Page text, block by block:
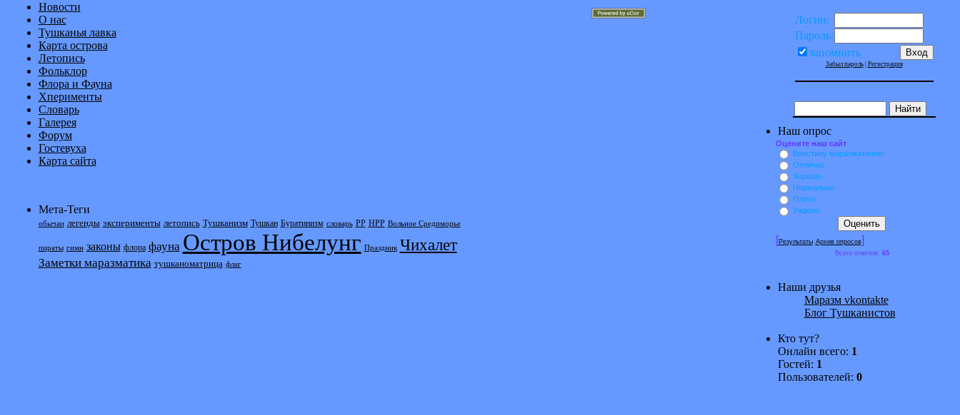
Новости
О нас
Тушканья лавка
Карта острова
Летопись
Фольклор
Флора и Фауна
Хперименты
Словарь
Галерея
Форум
Гостевуха
Карта сайта
Мета-Теги
обычаи легенды эксперименты летопись Тушканизм Тушкан Буратинизм словарь РР НРР Вольное Средиморье
пираты гимн законы флора фауна Остров Нибелунг Праздник Чихалет
Заметки маразматика тушканоматрица флаг
Логин:
Пароль:
запомнить
Забыл пароль| Регистрация
Наш опрос
Оцените наш сайт
Воистину маразматично!
Отлично
Хорошо
Нормально
Плохо
Ужасно
[Результаты Архив опросов]
Всего ответов: 65
Наши друзья
Маразм vkontakte
Блог Тушканистов
Кто тут?
Онлайн всего: 1
Гостей: 1
Пользователей: 0